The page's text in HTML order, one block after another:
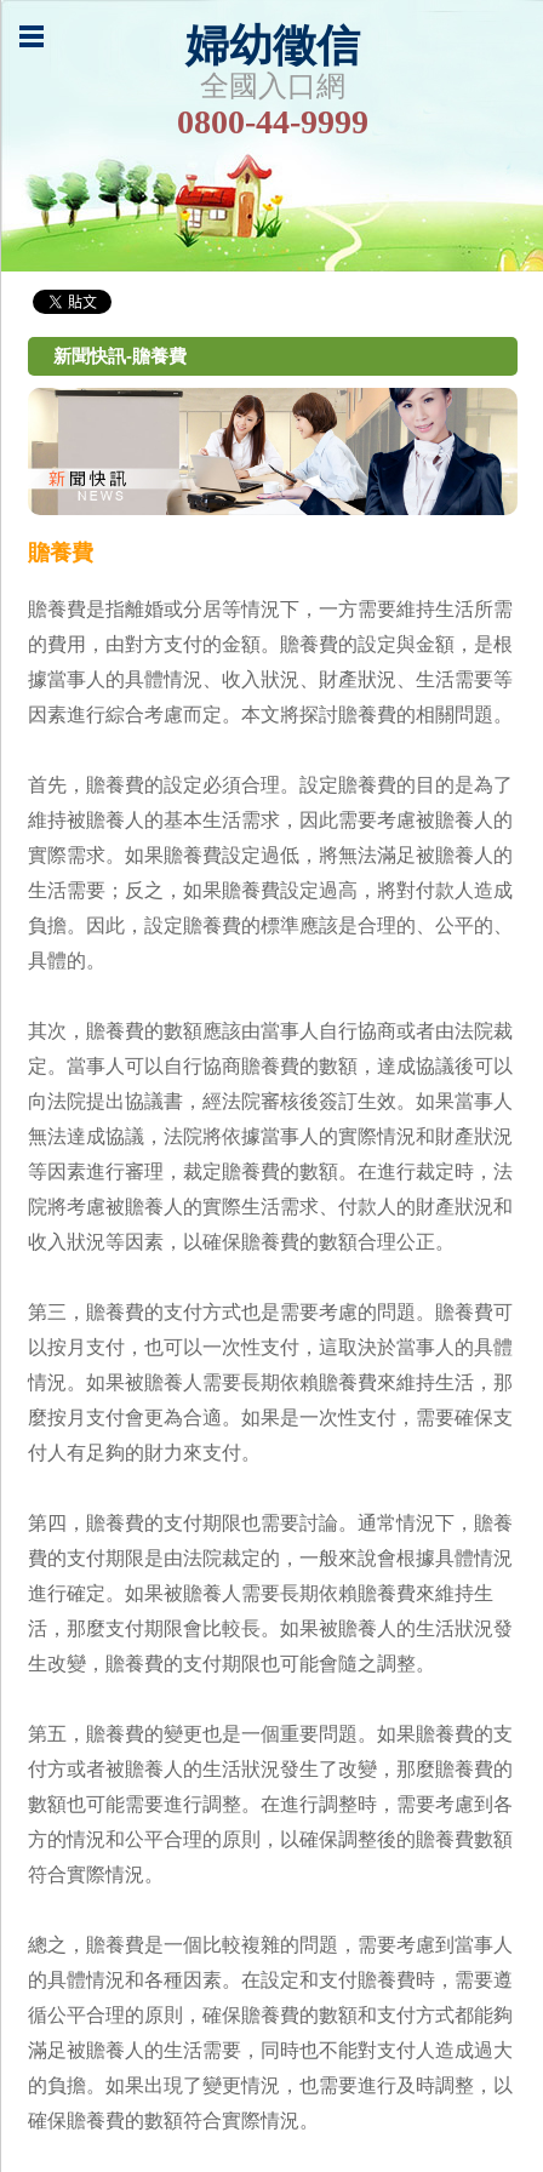
婦幼徵信
全國入口網
0800-44-9999
新聞快訊-贍養費
贍養費
贍養費是指離婚或分居等情況下，一方需要維持生活所需
的費用，由對方支付的金額。贍養費的設定與金額，是根
據當事人的具體情況、收入狀況、財產狀況、生活需要等
因素進行綜合考慮而定。本文將探討贍養費的相關問題。
首先，贍養費的設定必須合理。設定贍養費的目的是為了
維持被贍養人的基本生活需求，因此需要考慮被贍養人的
實際需求。如果贍養費設定過低，將無法滿足被贍養人的
生活需要；反之，如果贍養費設定過高，將對付款人造成
負擔。因此，設定贍養費的標準應該是合理的、公平的、
具體的。
其次，贍養費的數額應該由當事人自行協商或者由法院裁
定。當事人可以自行協商贍養費的數額，達成協議後可以
向法院提出協議書，經法院審核後簽訂生效。如果當事人
無法達成協議，法院將依據當事人的實際情況和財產狀況
等因素進行審理，裁定贍養費的數額。在進行裁定時，法
院將考慮被贍養人的實際生活需求、付款人的財產狀況和
收入狀況等因素，以確保贍養費的數額合理公正。
第三，贍養費的支付方式也是需要考慮的問題。贍養費可
以按月支付，也可以一次性支付，這取決於當事人的具體
情況。如果被贍養人需要長期依賴贍養費來維持生活，那
麼按月支付會更為合適。如果是一次性支付，需要確保支
付人有足夠的財力來支付。
第四，贍養費的支付期限也需要討論。通常情況下，贍養
費的支付期限是由法院裁定的，一般來說會根據具體情況
進行確定。如果被贍養人需要長期依賴贍養費來維持生
活，那麼支付期限會比較長。如果被贍養人的生活狀況發
生改變，贍養費的支付期限也可能會隨之調整。
第五，贍養費的變更也是一個重要問題。如果贍養費的支
付方或者被贍養人的生活狀況發生了改變，那麼贍養費的
數額也可能需要進行調整。在進行調整時，需要考慮到各
方的情況和公平合理的原則，以確保調整後的贍養費數額
符合實際情況。
總之，贍養費是一個比較複雜的問題，需要考慮到當事人
的具體情況和各種因素。在設定和支付贍養費時，需要遵
循公平合理的原則，確保贍養費的數額和支付方式都能夠
滿足被贍養人的生活需要，同時也不能對支付人造成過大
的負擔。如果出現了變更情況，也需要進行及時調整，以
確保贍養費的數額符合實際情況。